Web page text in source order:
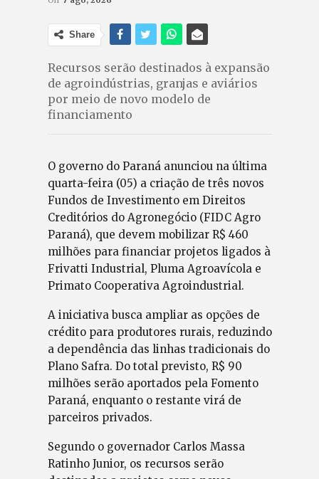
Share
Recursos serão destinados à expansão
de agroindústrias, granjas e aviários
por meio de novo modelo de
financiamento
O governo do Paraná anunciou na última
quarta-feira (05) a criação de três novos
Fundos de Investimento em Direitos
Creditórios do Agronegócio (FIDC Agro
Paraná), que devem mobilizar R$ 460
milhões para financiar projetos ligados à
Frivatti Industrial, Pluma Agroavícola e
Primato Cooperativa Agroindustrial.
A iniciativa busca ampliar as opções de
crédito para produtores rurais, reduzindo
a dependência das linhas tradicionais do
Plano Safra. Do total previsto, R$ 90
milhões serão aportados pela Fomento
Paraná, enquanto o restante virá de
parceiros privados.
Segundo o governador Carlos Massa
Ratinho Junior, os recursos serão